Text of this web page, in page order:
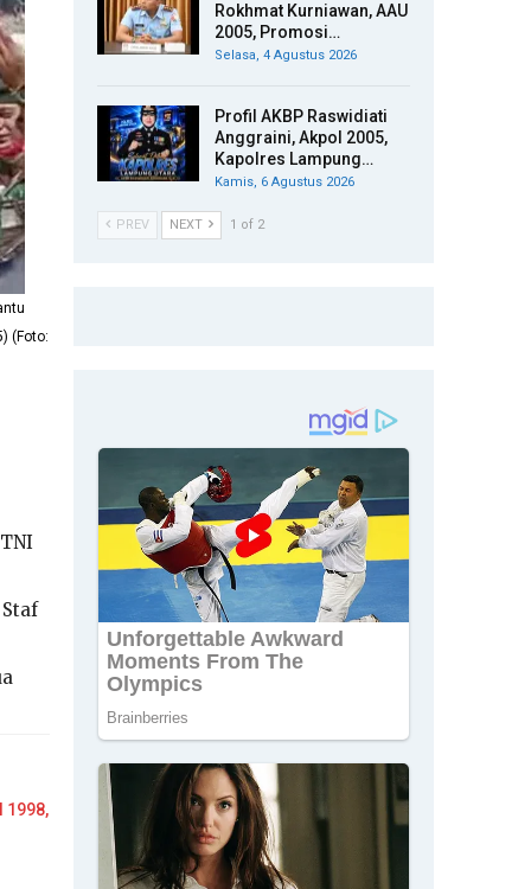
(Foto:
1998,
Rokhmat Kurniawan, AAU
2005, Promosi…
Selasa, 4 Agustus 2026
Profil AKBP Raswidiati
Anggraini, Akpol 2005,
Kapolres Lampung…
Kamis, 6 Agustus 2026
PREV NEXT 1 of 2